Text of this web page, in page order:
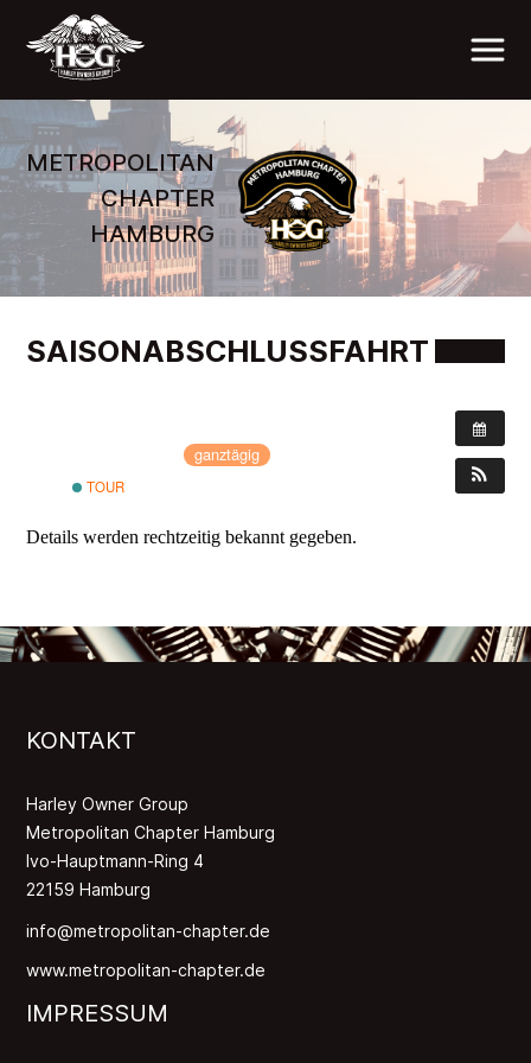
METROPOLITAN
CHAPTER
HAMBURG
SAISONABSCHLUSSFAHRT
9. Oktober 2016 ganztägig
TOUR
Details werden rechtzeitig bekannt gegeben.
KONTAKT
Harley Owner Group
Metropolitan Chapter Hamburg
Ivo-Hauptmann-Ring 4
22159 Hamburg
info@metropolitan-chapter.de
www.metropolitan-chapter.de
IMPRESSUM